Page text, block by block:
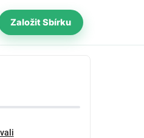
Založit Sbírku